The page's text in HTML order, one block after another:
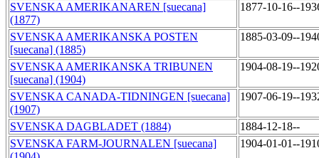
SVENSKA AMERIKANAREN [suecana]
(1877)
1877-10-16--
SVENSKA AMERIKANSKA POSTEN
[suecana] (1885)
1885-03-09--
SVENSKA AMERIKANSKA TRIBUNEN
[suecana] (1904)
1904-08-19--
SVENSKA CANADA-TIDNINGEN [suecana]
(1907)
1907-06-19--
SVENSKA DAGBLADET (1884)
1884-12-18--
SVENSKA FARM-JOURNALEN [suecana]
1904-01-01--